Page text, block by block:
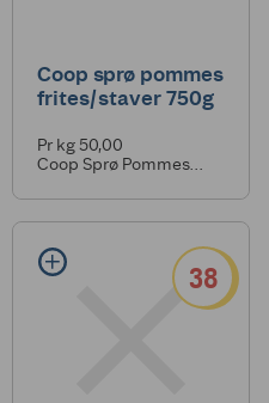
Coop sprø pommes
frites/staver 750g
Pr kg 50,00
Coop Sprø Pommes
38